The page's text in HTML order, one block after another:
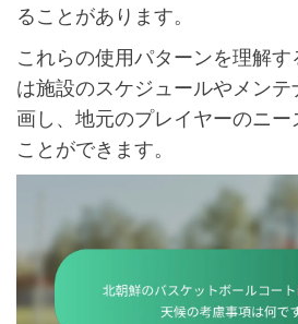
ることがあります。
これらの使用パターンを理解
は施設のスケジュールやメン
画し、地元のプレイヤーのニ
ことができます。